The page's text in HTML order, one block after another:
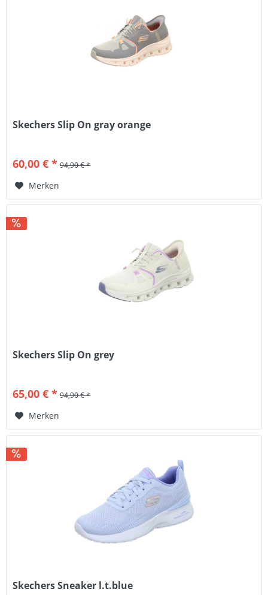
Skechers Slip On gray orange
60,00 € * 94,90 € *
Merken
Skechers Slip On grey
65,00 € * 94,90 € *
Merken
Skechers Sneaker l.t.blue